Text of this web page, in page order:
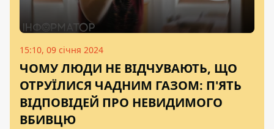
15:10, 09 січня 2024
ЧОМУ ЛЮДИ НЕ ВІДЧУВАЮТЬ, ЩО
ОТРУЇЛИСЯ ЧАДНИМ ГАЗОМ: П'ЯТЬ
ВІДПОВІДЕЙ ПРО НЕВИДИМОГО
ВБИВЦЮ